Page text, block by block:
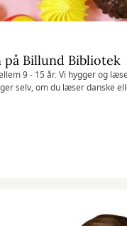
på Billund Bibliotek
9 - 15 år. Vi hygger og
selv, om du læser danske
du møder bare op.